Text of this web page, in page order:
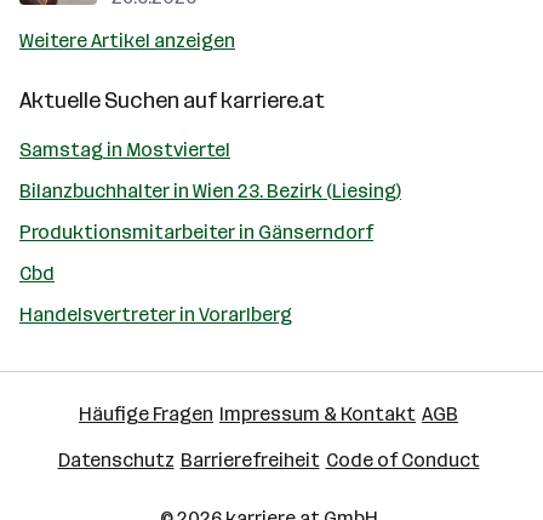
Weitere Artikel anzeigen
Aktuelle Suchen aufkarriere.at
Samstag in Mostviertel
Bilanzbuchhalter in Wien 23. Bezirk (Liesing)
Produktionsmitarbeiter in Gänserndorf
Cbd
Handelsvertreter in Vorarlberg
Häufige Fragen Impressum & Kontakt AGB
Datenschutz Barrierefreiheit Code of Conduct